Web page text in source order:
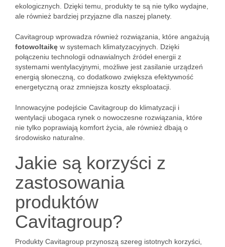
ekologicznych. Dzięki temu, produkty te są nie tylko wydajne,
ale również bardziej przyjazne dla naszej planety.
Cavitagroup wprowadza również rozwiązania, które angażują
fotowoltaikę w systemach klimatyzacyjnych. Dzięki
połączeniu technologii odnawialnych źródeł energii z
systemami wentylacyjnymi, możliwe jest zasilanie urządzeń
energią słoneczną, co dodatkowo zwiększa efektywność
energetyczną oraz zmniejsza koszty eksploatacji.
Innowacyjne podejście Cavitagroup do klimatyzacji i
wentylacji ubogaca rynek o nowoczesne rozwiązania, które
nie tylko poprawiają komfort życia, ale również dbają o
środowisko naturalne.
Jakie są korzyści z
zastosowania
produktów
Cavitagroup?
Produkty Cavitagroup przynoszą szereg istotnych korzyści,